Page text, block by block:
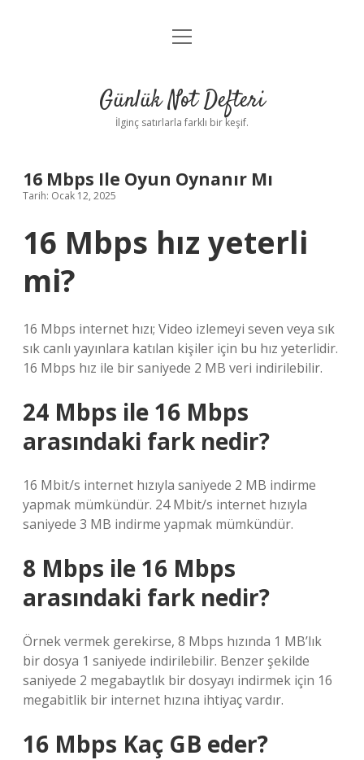
Anasayfa
Yasal Uyarı
menüyü
Günlük Not Defteri
İlginç satırlarla farklı bir keşif.
16 Mbps Ile Oyun Oynanır Mı
Tarih: Ocak 12, 2025
16 Mbps hız yeterli
mi?
16 Mbps internet hızı; Video izlemeyi seven veya sık
sık canlı yayınlara katılan kişiler için bu hız yeterlidir.
16 Mbps hız ile bir saniyede 2 MB veri indirilebilir.
24 Mbps ile 16 Mbps
arasındaki fark nedir?
16 Mbit/s internet hızıyla saniyede 2 MB indirme
yapmak mümkündür. 24 Mbit/s internet hızıyla
saniyede 3 MB indirme yapmak mümkündür.
8 Mbps ile 16 Mbps
arasındaki fark nedir?
Örnek vermek gerekirse, 8 Mbps hızında 1 MB’lık
bir dosya 1 saniyede indirilebilir. Benzer şekilde
saniyede 2 megabaytlık bir dosyayı indirmek için 16
megabitlik bir internet hızına ihtiyaç vardır.
16 Mbps Kaç GB eder?